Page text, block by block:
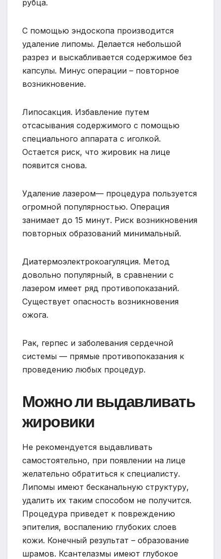
рубца.
С помощью эндоскопа производится
удаление липомы. Делается небольшой
разрез и выскабливается содержимое без
капсулы. Минус операции – повторное
возникновение.
Липосакция. Избавление путем
отсасывания содержимого с помощью
специального аппарата с иголкой.
Остается риск, что жировик на лице
появится снова.
Удаление лазером— процедура пользуется
огромной популярностью. Операция
занимает до 15 минут. Риск возникновения
повторных образований минимальный.
Диатермоэлектрокоагуляция. Метод
довольно популярный, в сравнении с
лазером имеет ряд противопоказаний.
Существует опасность возникновения
ожога.
Рак, герпес и заболевания сердечной
системы — прямые противопоказания к
проведению любых процедур.
Можно ли выдавливать
жировики
Не рекомендуется выдавливать
самостоятельно, при появлении на лице
желательно обратиться к специалисту.
Липомы имеют бесканальную структуру,
удалить их таким способом не получится.
Процедура приведет к повреждению
эпителия, воспалению глубоких слоев
кожи. Конечный результат – образование
шрамов. Ксантелазмы имеют глубокое